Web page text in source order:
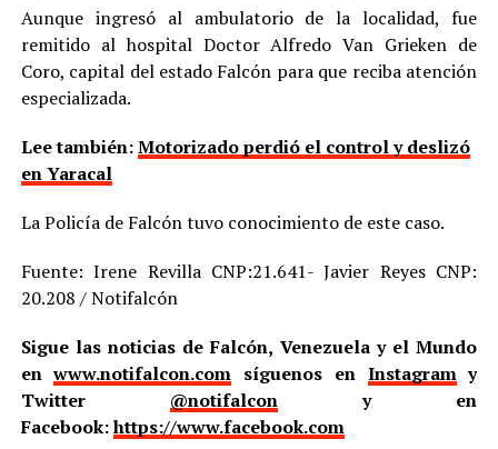
Aunque ingresó al ambulatorio de la localidad, fue
remitido al hospital Doctor Alfredo Van Grieken de
Coro, capital del estado Falcón para que reciba atención
especializada.
Lee también:Motorizado perdió el control y deslizó
en Yaracal
La Policía de Falcón tuvo conocimiento de este caso.
Fuente: Irene Revilla CNP:21.641- Javier Reyes CNP:
20.208 / Notifalcón
Sigue las noticias de Falcón, Venezuela y el Mundo
enwww.notifalcon.com síguenos en Instagramy
Twitter @notifalcony en
Facebook:https://www.facebook.com